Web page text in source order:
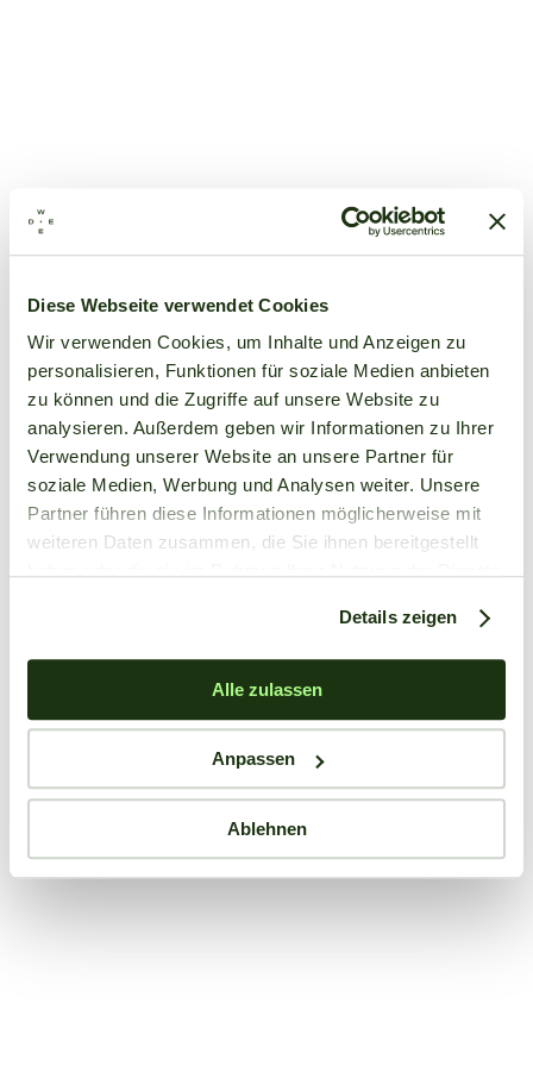
Diese Webseite verwendet Cookies
Wir verwenden Cookies, um Inhalte und Anzeigen zu
personalisieren, Funktionen für soziale Medien anbieten
zu können und die Zugriffe auf unsere Website zu
analysieren. Außerdem geben wir Informationen zu Ihrer
Verwendung unserer Website an unsere Partner für
soziale Medien, Werbung und Analysen weiter. Unsere
Partner führen diese Informationen möglicherweise mit
weiteren Daten zusammen, die Sie ihnen bereitgestellt
Details zeigen
Alle zulassen
Anpassen
Ablehnen